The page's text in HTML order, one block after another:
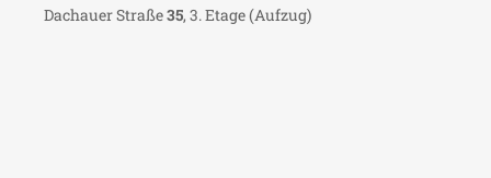
Dachauer Straße35, 3. Etage (Aufzug)